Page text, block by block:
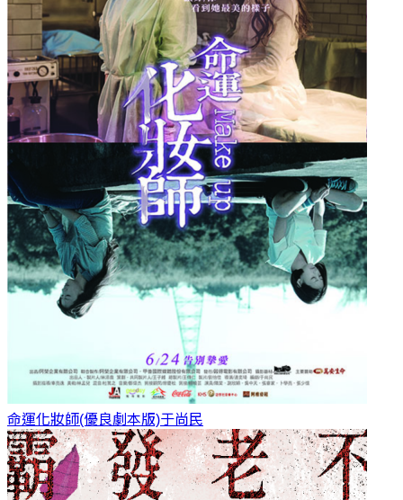
命運化妝師(優良劇本版)于尚民